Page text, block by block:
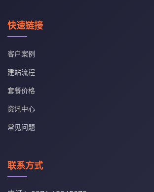
快速链接
客户案例
建站流程
套餐价格
资讯中心
常见问题
联系方式